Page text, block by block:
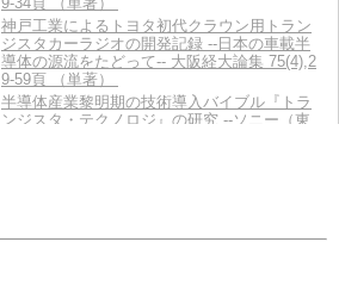
神戸工業によるトヨタ初代クラウン用トラン
ジスタカーラジオの開発記録 --日本の車載半
導体の源流をたどって-- 大阪経大論集 75(4),2
9-59頁 （単著）
半導体産業黎明期の技術導入バイブル『トラ
ンジスタ・テクノロジ』の研究 --ソニー（東
経緯 生産管理 28(1),162-166頁 （単著）